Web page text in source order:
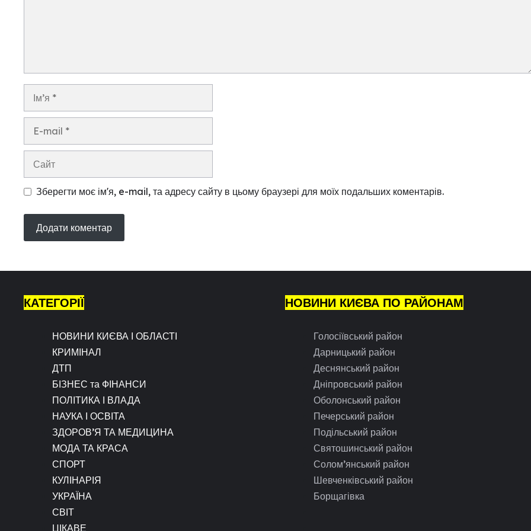
Зберегти моє ім'я, e-mail, та адресу сайту в цьому браузері для моїх подальших коментарів.
КАТЕГОРІЇ
НОВИНИ КИЄВА І ОБЛАСТІ
КРИМІНАЛ
ДТП
БІЗНЕС та ФІНАНСИ
ПОЛІТИКА І ВЛАДА
НАУКА І ОСВІТА
ЗДОРОВ’Я ТА МЕДИЦИНА
МОДА ТА КРАСА
СПОРТ
КУЛІНАРІЯ
УКРАЇНА
СВІТ
ЦІКАВЕ
НОВИНИ КИЄВА ПО РАЙОНАМ
Голосіївський район
Дарницький район
Деснянський район
Дніпровський район
Оболонський район
Печерський район
Подільський район
Святошинський район
Солом’янський район
Шевченківський район
Борщагівка